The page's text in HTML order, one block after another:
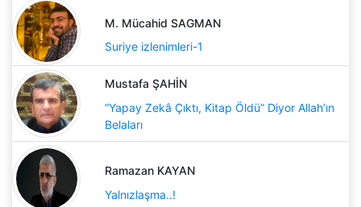
M. Mücahid SAGMAN
Suriye izlenimleri-1
Mustafa ŞAHİN
“Yapay Zekâ Çıktı, Kitap Öldü” Diyor Allah’ın
Belaları
Ramazan KAYAN
Yalnızlaşma..!